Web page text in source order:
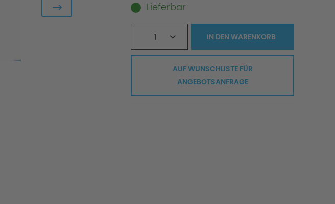
Lieferbar
1 IN DENWARENKORB
AUF WUNSCHLISTE FÜR
ANGEBOTSANFRAGE